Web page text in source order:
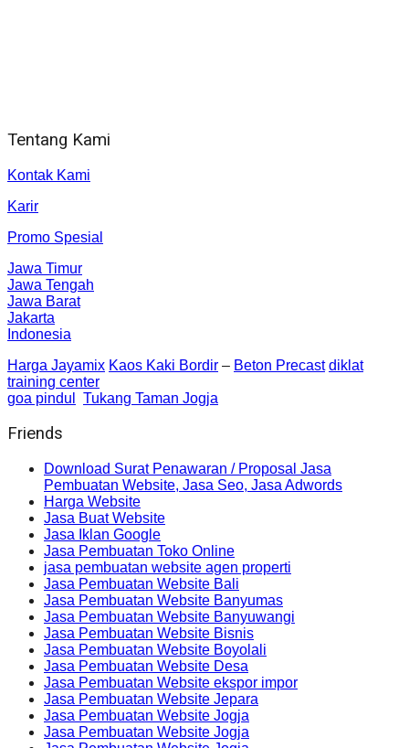
Tentang Kami
Kontak Kami
Karir
Promo Spesial
Jawa Timur
Jawa Tengah
Jawa Barat
Jakarta
Indonesia
Harga Jayamix Kaos Kaki Bordir – Beton Precast diklat
training center
goa pindul
Tukang Taman Jogja
Friends
Download Surat Penawaran / Proposal Jasa
Pembuatan Website, Jasa Seo, Jasa Adwords
Harga Website
Jasa Buat Website
Jasa Iklan Google
Jasa Pembuatan Toko Online
jasa pembuatan website agen properti
Jasa Pembuatan Website Bali
Jasa Pembuatan Website Banyumas
Jasa Pembuatan Website Banyuwangi
Jasa Pembuatan Website Bisnis
Jasa Pembuatan Website Boyolali
Jasa Pembuatan Website Desa
Jasa Pembuatan Website ekspor impor
Jasa Pembuatan Website Jepara
Jasa Pembuatan Website Jogja
Jasa Pembuatan Website Jogja